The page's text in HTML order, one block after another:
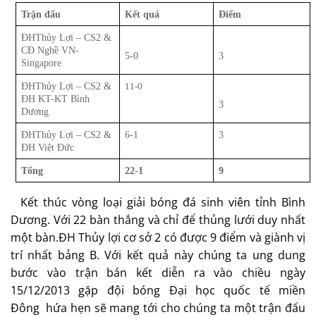
Trận đấu Kết quả Điểm
ĐHThủy Lợi – CS2 &
CĐ Nghề VN-
Singapore
5-0 3
ĐHThủy Lợi – CS2 &
ĐH KT-KT Bình
Dương
11-0
3
ĐHThủy Lợi – CS2 &
ĐH Việt Đức
6-1 3
Tổng 22-1 9
Kết thúc vòng loại giải bóng đá sinh viên tỉnh Bình
Dương. Với 22 bàn thắng và chỉ để thủng lưới duy nhất
một bàn.ĐH Thủy lợi cơ sở 2 có được 9 điểm và giành vị
trí nhất bảng B. Với kết quả này chúng ta ung dung
bước vào trận bán kết diễn ra vào chiều ngày
15/12/2013 gặp đội bóng Đại học quốc tế miền
Đông hứa hẹn sẽ mang tới cho chúng ta một trận đấu